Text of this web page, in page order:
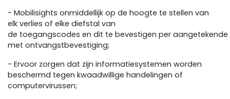
- Mobilisights onmiddellijk op de hoogte te stellen van
elk verlies of elke diefstal van
de toegangscodes en dit te bevestigen per aangetekende
met ontvangstbevestiging;
- Ervoor zorgen dat zijn informatiesystemen worden
beschermd tegen kwaadwillige handelingen of
computervirussen;